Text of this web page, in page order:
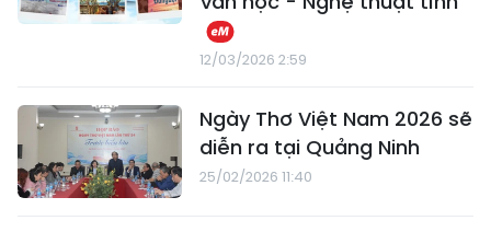
12/03/2026 2:59
Ngày Thơ Việt Nam 2026 sẽ
diễn ra tại Quảng Ninh
25/02/2026 11:40